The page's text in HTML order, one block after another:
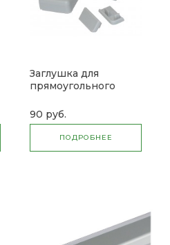
Заглушка для
прямоугольного
(3м)
90 руб.
ПОДРОБНЕЕ